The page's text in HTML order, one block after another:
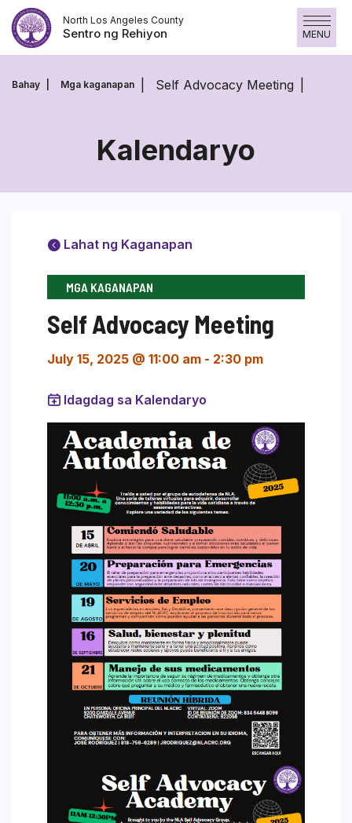
Skip
to
content
North Los Angeles County
Sentro ng Rehiyon MENU
Bahay Mga kaganapan Self Advocacy Meeting
Kalendaryo
Lahat ng Kaganapan
MGA KAGANAPAN
Self Advocacy Meeting
July 15, 2025 @ 11:00 am - 2:30 pm
Idagdag sa Kalendaryo